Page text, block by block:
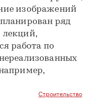
изображений
ряд
работа по
Строительство